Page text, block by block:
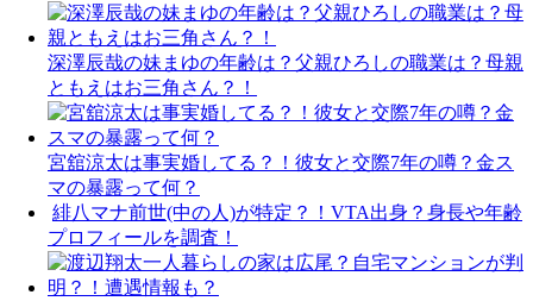
深澤辰哉の妹まゆの年齢は？父親ひろしの職業は？母親
ともえはお三角さん？！
宮舘涼太は事実婚してる？！彼女と交際7年の噂？金ス
マの暴露って何？
緋八マナ前世(中の人)が特定？！VTA出身？身長や年齢
プロフィールを調査！